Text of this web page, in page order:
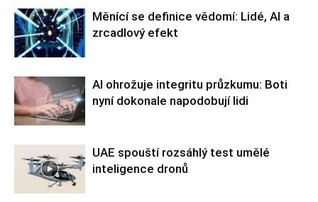
Měnící se definice vědomí: Lidé, AI a
zrcadlový efekt
AI ohrožuje integritu průzkumu: Boti
nyní dokonale napodobují lidi
UAE spouští rozsáhlý test umělé
inteligence dronů